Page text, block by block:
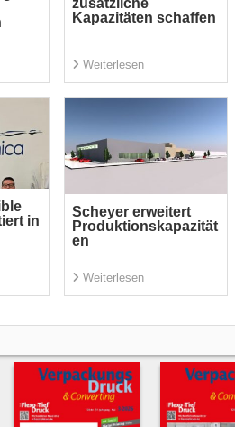
zusätzliche
Kapazitäten schaffen
Weiterlesen
in
Scheyer erweitert
Produktionskapazität
en
Weiterlesen